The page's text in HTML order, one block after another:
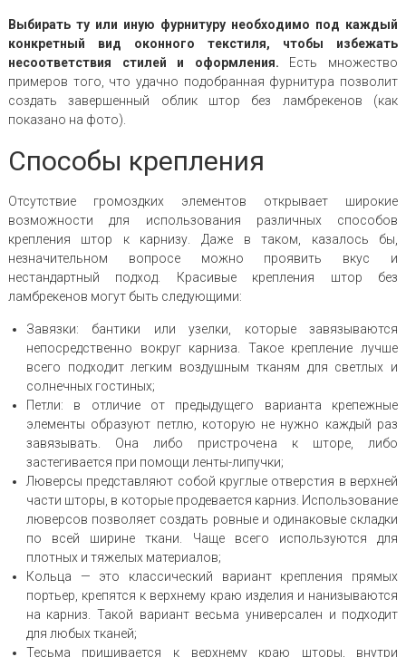
Выбирать ту или иную фурнитуру необходимо под каждый
конкретный вид оконного текстиля, чтобы избежать
несоответствия стилей и оформления. Есть множество
примеров того, что удачно подобранная фурнитура позволит
создать завершенный облик штор без ламбрекенов (как
показано на фото).
Способы крепления
Отсутствие громоздких элементов открывает широкие
возможности для использования различных способов
крепления штор к карнизу. Даже в таком, казалось бы,
незначительном вопросе можно проявить вкус и
нестандартный подход. Красивые крепления штор без
ламбрекенов могут быть следующими:
Завязки: бантики или узелки, которые завязываются
непосредственно вокруг карниза. Такое крепление лучше
всего подходит легким воздушным тканям для светлых и
солнечных гостиных;
Петли: в отличие от предыдущего варианта крепежные
элементы образуют петлю, которую не нужно каждый раз
завязывать. Она либо пристрочена к шторе, либо
застегивается при помощи ленты-липучки;
Люверсы представляют собой круглые отверстия в верхней
части шторы, в которые продевается карниз. Использование
люверсов позволяет создать ровные и одинаковые складки
по всей ширине ткани. Чаще всего используются для
плотных и тяжелых материалов;
Кольца — это классический вариант крепления прямых
портьер, крепятся к верхнему краю изделия и нанизываются
на карниз. Такой вариант весьма универсален и подходит
для любых тканей;
Тесьма пришивается к верхнему краю шторы, внутри